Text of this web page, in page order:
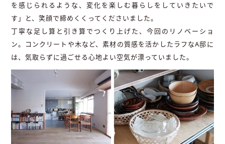
を感じられるような、変化を楽しむ暮らしをしていきたいで
す」と、笑顔で締めくくってくださいました。
丁寧な足し算と引き算でつくり上げた、今回のリノベーショ
ン。コンクリートや木など、素材の質感を活かしたラフなA邸に
は、気取らずに過ごせる心地よい空気が漂っていました。